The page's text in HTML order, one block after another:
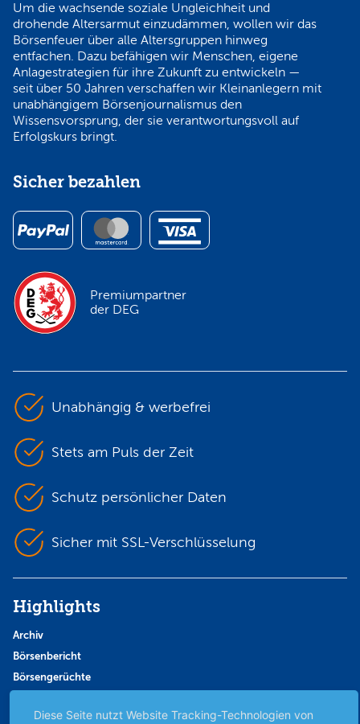
Um die wachsende soziale Ungleichheit und
drohende Altersarmut einzudämmen, wollen wir das
Börsenfeuer über alle Altersgruppen hinweg
entfachen. Dazu befähigen wir Menschen, eigene
Anlagestrategien für ihre Zukunft zu entwickeln —
seit über 50 Jahren verschaffen wir Kleinanlegern mit
unabhängigem Börsenjournalismus den
Wissensvorsprung, der sie verantwortungsvoll auf
Erfolgskurs bringt.
Sicher bezahlen
Premiumpartner
der DEG
Unabhängig & werbefrei
Stets am Puls der Zeit
Schutz persönlicher Daten
Sicher mit SSL-Verschlüsselung
Highlights
Archiv
Börsenbericht
Börsengerüchte
Börsennews
Diese Seite nutzt Website Tracking-Technologien von